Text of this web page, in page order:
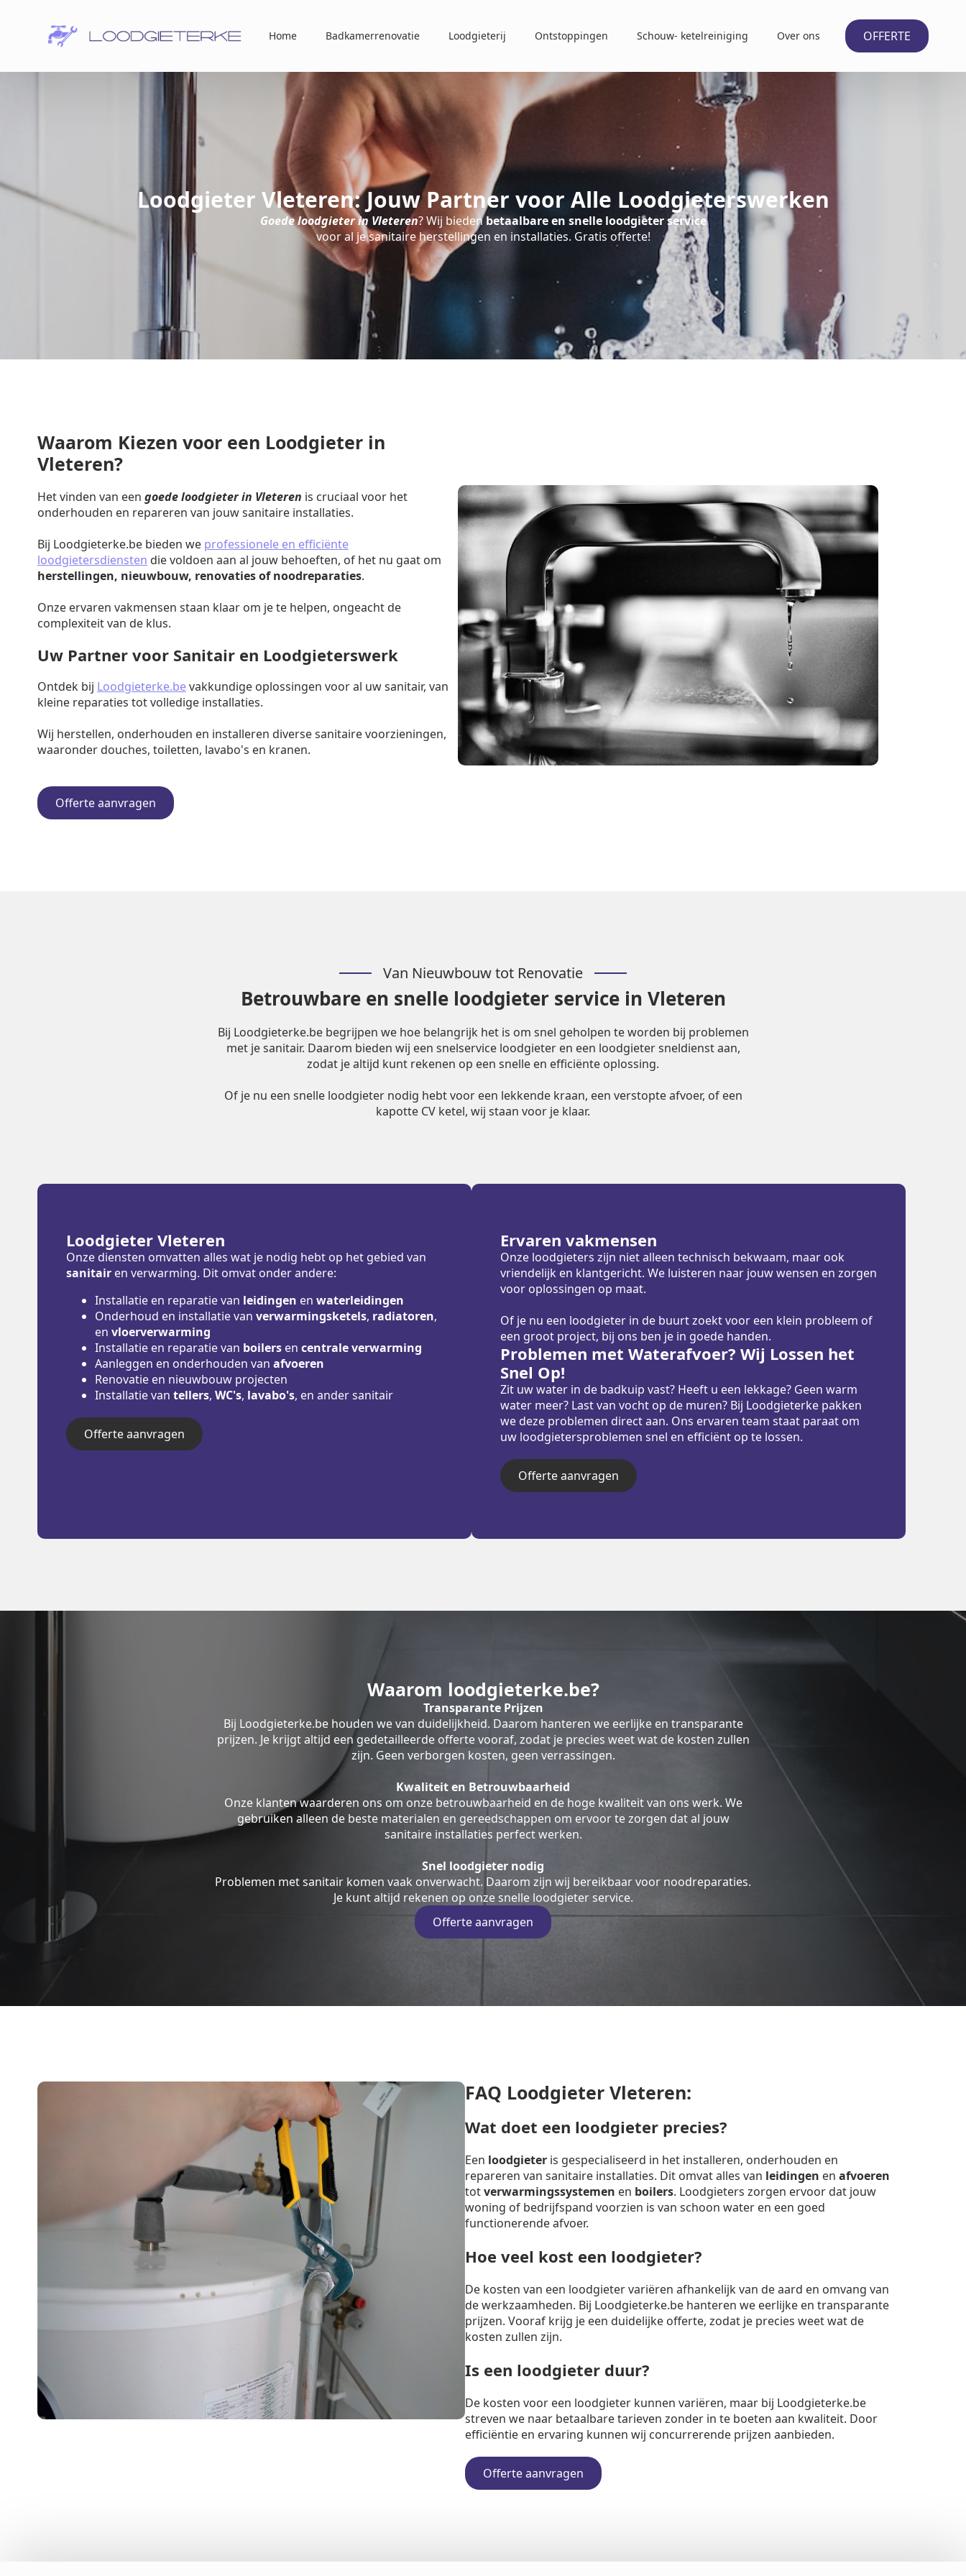
Home Badkamerrenovatie Loodgieterij Ontstoppingen Schouw- ketelreiniging Over ons OFFERTE
Loodgieter Vleteren: Jouw Partner voor Alle Loodgieterswerken
Goede loodgieter in Vleteren? Wij biedenbetaalbare en snelle loodgieter service
voor al je sanitaire herstellingen en installaties. Gratis offerte!
Waarom Kiezen voor een Loodgieter in
Vleteren?
Het vinden van een goede loodgieter in Vleteren is cruciaal voor het
onderhouden en repareren van jouw sanitaire installaties.
Bij Loodgieterke.be bieden we professionele en efficiënte
loodgietersdiensten die voldoen aan al jouw behoeften, of het nu gaat om
herstellingen, nieuwbouw, renovaties of noodreparaties.
Onze ervaren vakmensen staan klaar om je te helpen, ongeacht de
complexiteit van de klus.
Uw Partner voor Sanitair en Loodgieterswerk
Ontdek bij Loodgieterke.bevakkundige oplossingen voor al uw sanitair, van
kleine reparaties tot volledige installaties.
Wij herstellen, onderhouden en installeren diverse sanitaire voorzieningen,
waaronder douches, toiletten, lavabo's en kranen.
Offerte aanvragen
Van Nieuwbouw tot Renovatie
Betrouwbare en snelle loodgieter service in Vleteren
Bij Loodgieterke.be begrijpen we hoe belangrijk het is om snel geholpen te worden bij problemen
met je sanitair. Daarom bieden wij een snelservice loodgieter en een loodgieter sneldienst aan,
zodat je altijd kunt rekenen op een snelle en efficiënte oplossing.
Of je nu een snelle loodgieter nodig hebt voor een lekkende kraan, een verstopte afvoer, of een
kapotte CV ketel, wij staan voor je klaar.
Loodgieter Vleteren
Onze diensten omvatten alles wat je nodig hebt op het gebied van
sanitair en verwarming. Dit omvat onder andere:
Installatie en reparatie van leidingen en waterleidingen
Onderhoud en installatie van verwarmingsketels, radiatoren,
en vloerverwarming
Installatie en reparatie van boilers en centrale verwarming
Aanleggen en onderhouden van afvoeren
Renovatie en nieuwbouw projecten
Installatie van tellers, WC's, lavabo's, en ander sanitair
Offerte aanvragen
Ervaren vakmensen
Onze loodgieters zijn niet alleen technisch bekwaam, maar ook
vriendelijk en klantgericht. We luisteren naar jouw wensen en zorgen
voor oplossingen op maat.
Of je nu een loodgieter in de buurt zoekt voor een klein probleem of
een groot project, bij ons ben je in goede handen.
Problemen met Waterafvoer? Wij Lossen het
Snel Op!
Zit uw water in de badkuip vast? Heeft u een lekkage? Geen warm
water meer? Last van vocht op de muren? Bij Loodgieterke pakken
we deze problemen direct aan. Ons ervaren team staat paraat om
uw loodgietersproblemen snel en efficiënt op te lossen.
Offerte aanvragen
Waarom loodgieterke.be?
Transparante Prijzen
Bij Loodgieterke.be houden we van duidelijkheid. Daarom hanteren we eerlijke en transparante
prijzen. Je krijgt altijd een gedetailleerde offerte vooraf, zodat je precies weet wat de kosten zullen
zijn. Geen verborgen kosten, geen verrassingen.
Kwaliteit en Betrouwbaarheid
Onze klanten waarderen ons om onze betrouwbaarheid en de hoge kwaliteit van ons werk. We
gebruiken alleen de beste materialen en gereedschappen om ervoor te zorgen dat al jouw
sanitaire installaties perfect werken.
Snel loodgieter nodig
Problemen met sanitair komen vaak onverwacht. Daarom zijn wij bereikbaar voor noodreparaties.
Je kunt altijd rekenen op onze snelle loodgieter service.
Offerte aanvragen
FAQ Loodgieter Vleteren:
Wat doet een loodgieter precies?
Een loodgieter is gespecialiseerd in het installeren, onderhouden en
repareren van sanitaire installaties. Dit omvat alles van leidingen en afvoeren
totverwarmingssystemen en boilers. Loodgieters zorgen ervoor dat jouw
woning of bedrijfspand voorzien is van schoon water en een goed
functionerende afvoer.
Hoe veel kost een loodgieter?
De kosten van een loodgieter variëren afhankelijk van de aard en omvang van
de werkzaamheden. Bij Loodgieterke.be hanteren we eerlijke en transparante
prijzen. Vooraf krijg je een duidelijke offerte, zodat je precies weet wat de
kosten zullen zijn.
Is een loodgieter duur?
De kosten voor een loodgieter kunnen variëren, maar bij Loodgieterke.be
streven we naar betaalbare tarieven zonder in te boeten aan kwaliteit. Door
efficiëntie en ervaring kunnen wij concurrerende prijzen aanbieden.
Offerte aanvragen